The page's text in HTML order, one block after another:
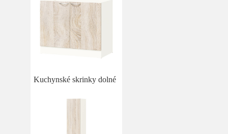
Kuchynské skrinky dolné